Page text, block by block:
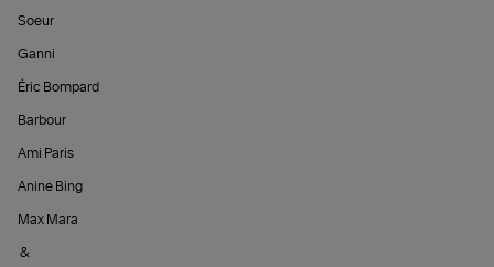
Soeur
Ganni
Éric Bompard
Barbour
Ami Paris
Anine Bing
Max Mara
&